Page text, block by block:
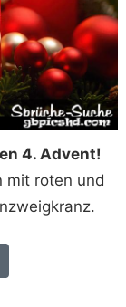
4. Advent!
mit roten und
Code